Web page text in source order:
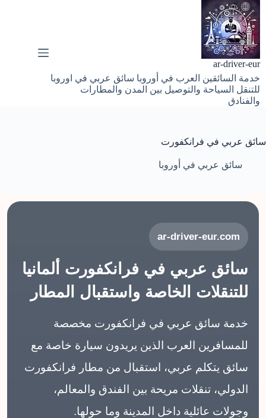
التجاوز
إلى
المحتوى
ar-driver-eur
خدمة السائقين العرب في أوروبا سائق عربي في اوروبا
للتنقل السياحة والتوصيل بين المدن والمطارات
والفنادق
سائق عربي في فرانكفورت
سائق عربي في أوروبا
ar-driver-eur.com
سائق عربي في فرانكفورت ألمانيا
للتنقلات الخاصة واستقبال المطار
خدمة سائق عربي في فرانكفورت مخصصة
للمسافرين العرب الذين يريدون سيارة خاصة مع
سائق يتكلم عربي، استقبال من مطار فرانكفورت
الدولي، تنقلات مريحة بين الفندق والمعالم،
وجولات عائلية داخل المدينة وما حولها.